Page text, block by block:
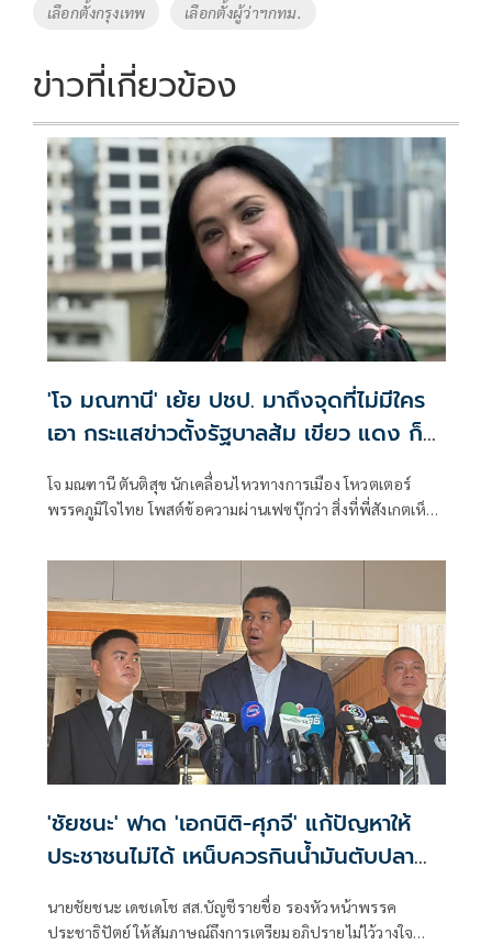
เลือกตั้งกรุงเทพ เลือกตั้งผู้ว่าฯกทม.
ข่าวที่เกี่ยวข้อง
'โจ มณฑานี' เย้ย ปชป. มาถึงจุดที่ไม่มีใคร
เอา กระแสข่าวตั้งรัฐบาลส้ม เขียว แดง ก็
โจ มณฑานี ตันติสุข นักเคลื่อนไหวทางการเมือง โหวตเตอร์
พรรคภูมิใจไทย โพสต์ข้อความผ่านเฟซบุ๊กว่า สิ่งที่พี่สังเกตเห็น
ที่เป็นพรรคที่ทุกฝั่งลืมได้ไงเนี้ย
'ชัยชนะ' ฟาด 'เอกนิติ-ศุภจี' แก้ปัญหาให้
ประชาชนไม่ได้ เหน็บควรกินน้ำมันตับปลา
นายชัยชนะ เดชเดโช สส.บัญชีรายชื่อ รองหัวหน้าพรรค
ประชาธิปัตย์ ให้สัมภาษณ์ถึงการเตรียมอภิปรายไม่ไว้วางใจ